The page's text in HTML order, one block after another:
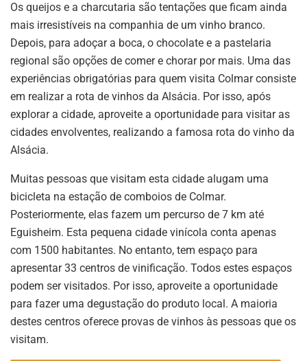
Os queijos e a charcutaria são tentações que ficam ainda
mais irresistíveis na companhia de um vinho branco.
Depois, para adoçar a boca, o chocolate e a pastelaria
regional são opções de comer e chorar por mais. Uma das
experiências obrigatórias para quem visita Colmar consiste
em realizar a rota de vinhos da Alsácia. Por isso, após
explorar a cidade, aproveite a oportunidade para visitar as
cidades envolventes, realizando a famosa rota do vinho da
Alsácia.
Muitas pessoas que visitam esta cidade alugam uma
bicicleta na estação de comboios de Colmar.
Posteriormente, elas fazem um percurso de 7 km até
Eguisheim. Esta pequena cidade vinícola conta apenas
com 1500 habitantes. No entanto, tem espaço para
apresentar 33 centros de vinificação. Todos estes espaços
podem ser visitados. Por isso, aproveite a oportunidade
para fazer uma degustação do produto local. A maioria
destes centros oferece provas de vinhos às pessoas que os
visitam.